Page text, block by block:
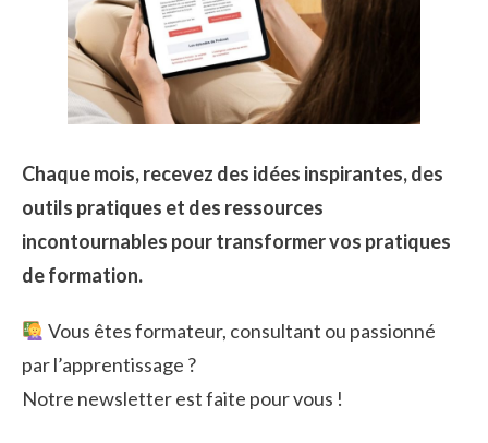
Chaque mois, recevez des idées inspirantes, des
outils pratiques et des ressources
incontournables pour transformer vos pratiques
de formation.
Vous êtes formateur, consultant ou passionné
par l’apprentissage ?
Notre newsletter est faite pour vous !